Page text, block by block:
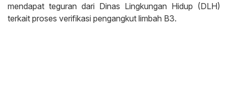
mendapat teguran dari Dinas Lingkungan Hidup (DLH)
terkait proses verifikasi pengangkut limbah B3.